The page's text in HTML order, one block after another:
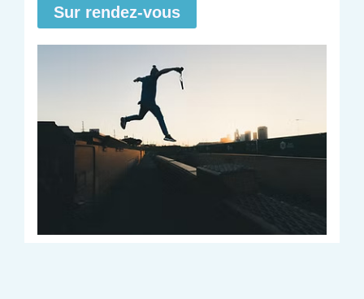
Sur rendez-vous